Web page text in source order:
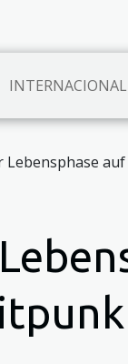
INTERNACIONAL
Lebensphase